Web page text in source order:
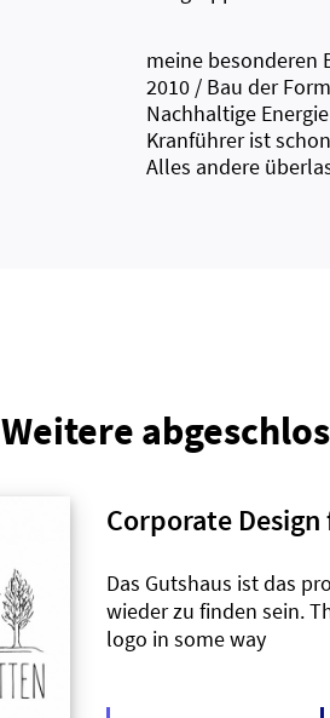
meine besonderen
2010 / Bau der
Nachhaltige
Kranführer ist
Alles andere
Weitere
Corporate
Das Gutshaus ist das
wieder zu finden sein.
logo in some way